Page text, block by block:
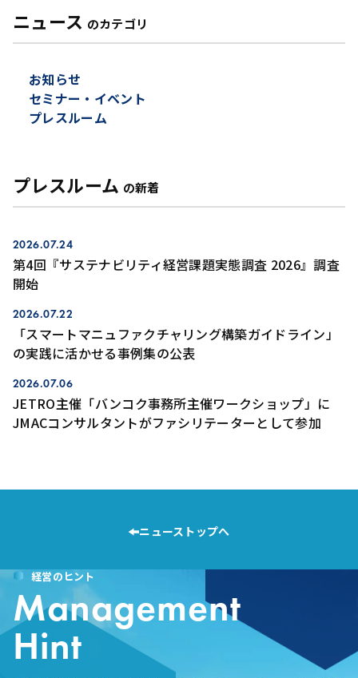
ニュース のカテゴリ
お知らせ
セミナー・イベント
プレスルーム
プレスルーム の新着
2026.07.24
第4回『サステナビリティ経営課題実態調査 2026』調査
開始
2026.07.22
「スマートマニュファクチャリング構築ガイドライン」
の実践に活かせる事例集の公表
2026.07.06
JETRO主催「バンコク事務所主催ワークショップ」に
JMACコンサルタントがファシリテーターとして参加
ニューストップへ
経営のヒント
Management
Hint